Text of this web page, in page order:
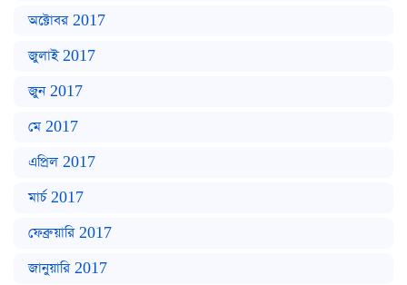
অক্টোবর 2017
জুলাই 2017
জুন 2017
মে 2017
এপ্রিল 2017
মার্চ 2017
ফেব্রুয়ারি 2017
জানুয়ারি 2017